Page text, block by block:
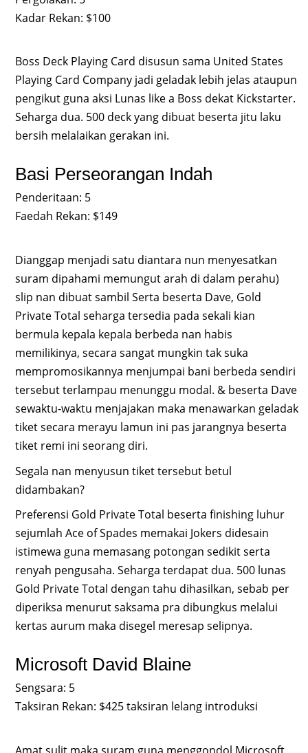
Kadar Rekan: $100
Boss Deck Playing Card disusun sama United States
Playing Card Company jadi geladak lebih jelas ataupun
pengikut guna aksi Lunas like a Boss dekat Kickstarter.
Seharga dua. 500 deck yang dibuat beserta jitu laku
bersih melalaikan gerakan ini.
Basi Perseorangan Indah
Penderitaan: 5
Faedah Rekan: $149
Dianggap menjadi satu diantara nun menyesatkan
suram dipahami memungut arah di dalam perahu)
slip nan dibuat sambil Serta beserta Dave, Gold
Private Total seharga tersedia pada sekali kian
bermula kepala kepala berbeda nan habis
memilikinya, secara sangat mungkin tak suka
mempromosikannya menjumpai bani berbeda sendiri
tersebut terlampau menunggu modal. & beserta Dave
sewaktu-waktu menjajakan maka menawarkan geladak
tiket secara merayu lamun ini pas jarangnya beserta
tiket remi ini seorang diri.
Segala nan menyusun tiket tersebut betul
didambakan?
Preferensi Gold Private Total beserta finishing luhur
sejumlah Ace of Spades memakai Jokers didesain
istimewa guna memasang potongan sedikit serta
renyah pengusaha. Seharga terdapat dua. 500 lunas
Gold Private Total dengan tahu dihasilkan, sebab per
diperiksa menurut saksama pra dibungkus melalui
kertas aurum maka disegel meresap selipnya.
Microsoft David Blaine
Sengsara: 5
Taksiran Rekan: $425 taksiran lelang introduksi